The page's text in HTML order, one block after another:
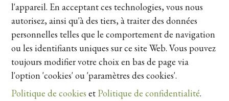
l'appareil. En acceptant ces technologies, vous nous
autorisez, ainsi qu'à des tiers, à traiter des données
personnelles telles que le comportement de navigation
ou les identifiants uniques sur ce site Web. Vous pouvez
toujours modifier votre choix en bas de page via
l'option 'cookies' ou 'paramètres des cookies'.
Politique de cookies et Politique de confidentialité.
Partager
Vue de la carte